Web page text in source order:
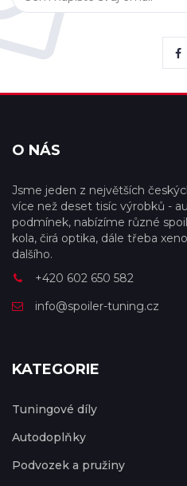
O NÁS
Jsme jeden z největších
více než deset tisíc výrobků -
podmínek, nabízíme různé
kola, čirá optika, dále třeba
dalšího.
+420 602 650 582
info@spoiler-tuning.cz
KATEGORIE
Tuningové díly
Autodoplňky
Podvozek a pružiny